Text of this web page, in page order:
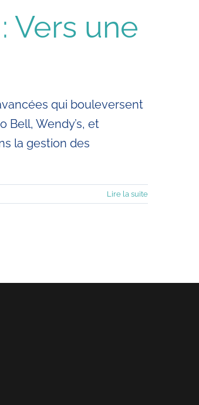
Vers une
qui bouleversent
Bell, Wendy’s, et
la gestion des
Lire la suite